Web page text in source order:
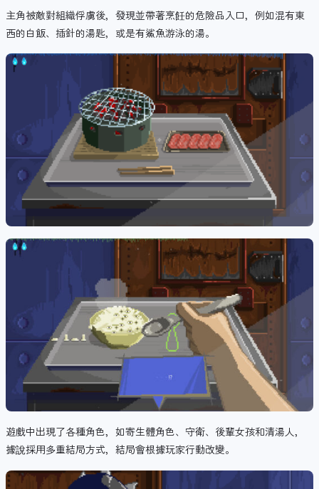
主角被敵對組織俘虜後，發現並帶著烹飪的危險品入口，例如混有東
西的白飯、插針的湯匙，或是有鯊魚游泳的湯。
遊戲中出現了各種角色，如寄生體角色、守衛、後輩女孩和清湯人，
據說採用多重結局方式，結局會根據玩家行動改變。